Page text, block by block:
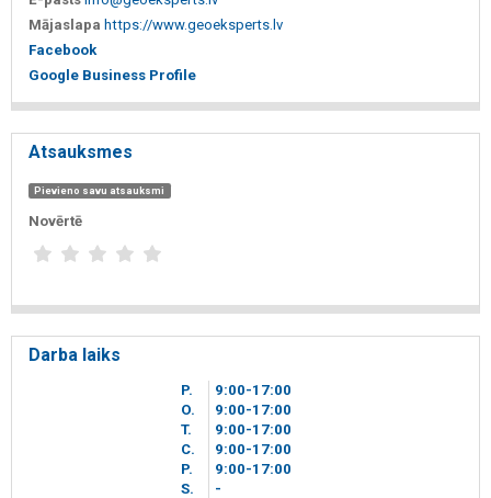
Mājaslapa https://www.geoeksperts.lv
Facebook
Google Business Profile
Atsauksmes
Pievieno savu atsauksmi
Novērtē
Darba laiks
P. 9 00-17 00
O.
9 00-17 00
T.
9 00-17 00
C.
9 00-17 00
P.
9 00-17 00
S.
-